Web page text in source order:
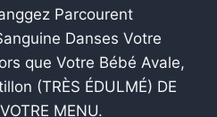
Parcourent
Danses Votre
que Votre Bébé Avale,
(TRÈS ÉDULMÉ) DE
MENU.